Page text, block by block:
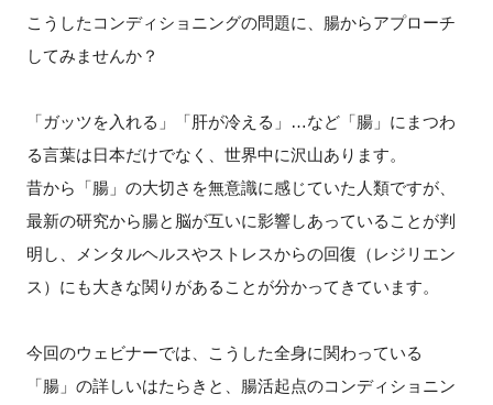
こうしたコンディショニングの問題に、腸からアプローチ
してみませんか？
「ガッツを入れる」「肝が冷える」…など「腸」にまつわ
る言葉は日本だけでなく、世界中に沢山あります。
昔から「腸」の大切さを無意識に感じていた人類ですが、
最新の研究から腸と脳が互いに影響しあっていることが判
明し、メンタルヘルスやストレスからの回復（レジリエン
ス）にも大きな関りがあることが分かってきています。
今回のウェビナーでは、こうした全身に関わっている
「腸」の詳しいはたらきと、腸活起点のコンディショニン